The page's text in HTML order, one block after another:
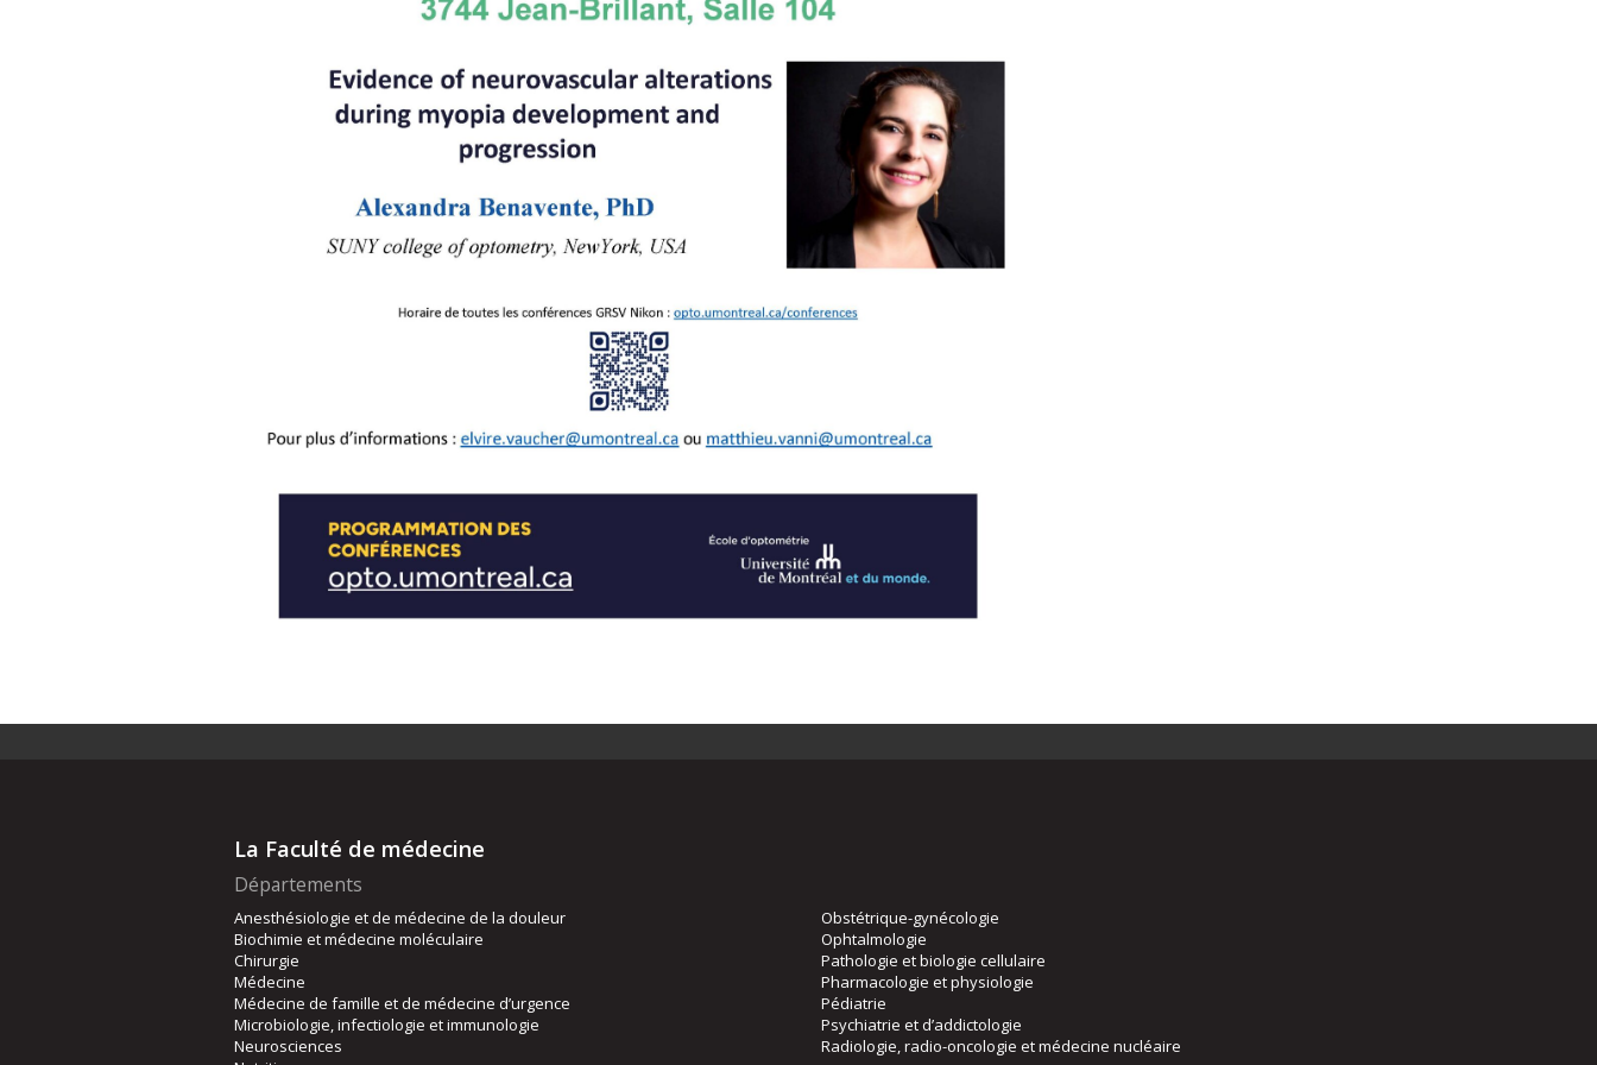
La Faculté de médecine
Départements
Anesthésiologie et de médecine de la douleur
Biochimie et médecine moléculaire
Chirurgie
Médecine
Médecine de famille et de médecine d’urgence
Microbiologie, infectiologie et immunologie
Neurosciences
Obstétrique-gynécologie
Ophtalmologie
Pathologie et biologie cellulaire
Pharmacologie et physiologie
Pédiatrie
Psychiatrie et d’addictologie
Radiologie, radio-oncologie et médecine nucléaire